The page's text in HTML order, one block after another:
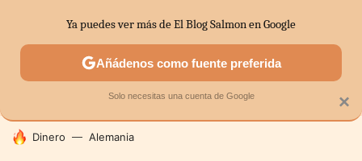
SECTORES ECONOMÍA DOMÉSTICA MERCADOS
HOY SE HABLA DE
Dinero Alemania
×
Ya puedes ver más de El Blog Salmon en Google
Añádenos como fuente preferida
Solo necesitas una cuenta de Google